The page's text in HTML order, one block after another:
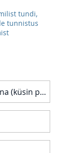
tundi,
tunnistus